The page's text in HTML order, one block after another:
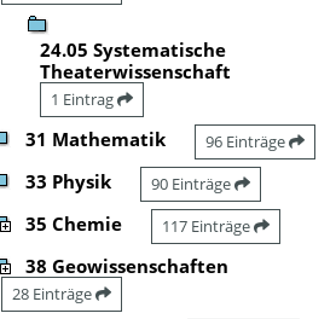
24.05 Systematische
Theaterwissenschaft
1 Eintrag
31 Mathematik 96 Einträge
33 Physik 90 Einträge
35 Chemie 117 Einträge
38 Geowissenschaften
28 Einträge